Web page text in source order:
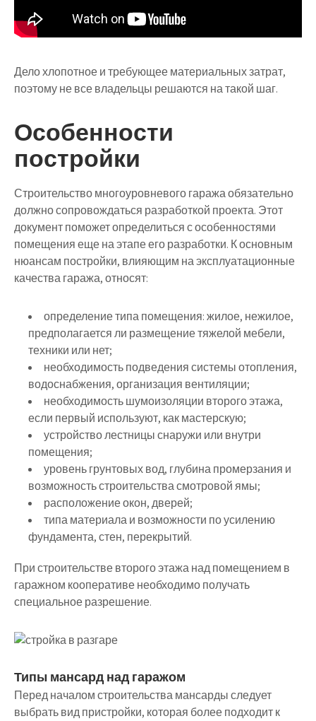
Дело хлопотное и требующее материальных затрат,
поэтому не все владельцы решаются на такой шаг.
Особенности
постройки
Строительство многоуровневого гаража обязательно
должно сопровождаться разработкой проекта. Этот
документ поможет определиться с особенностями
помещения еще на этапе его разработки. К основным
нюансам постройки, влияющим на эксплуатационные
качества гаража, относят:
определение типа помещения: жилое, нежилое,
предполагается ли размещение тяжелой мебели,
техники или нет;
необходимость подведения системы отопления,
водоснабжения, организация вентиляции;
необходимость шумоизоляции второго этажа,
если первый используют, как мастерскую;
устройство лестницы снаружи или внутри
помещения;
уровень грунтовых вод, глубина промерзания и
возможность строительства смотровой ямы;
расположение окон, дверей;
типа материала и возможности по усилению
фундамента, стен, перекрытий.
При строительстве второго этажа над помещением в
гаражном кооперативе необходимо получать
специальное разрешение.
Типы мансард над гаражом
Перед началом строительства мансарды следует
выбрать вид пристройки, которая более подходит к